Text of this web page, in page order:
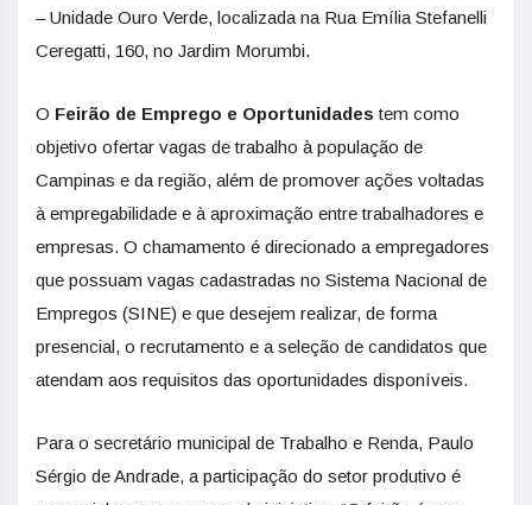
– Unidade Ouro Verde, localizada na Rua Emília Stefanelli
Ceregatti, 160, no Jardim Morumbi.
O Feirão de Emprego e Oportunidades tem como
objetivo ofertar vagas de trabalho à população de
Campinas e da região, além de promover ações voltadas
à empregabilidade e à aproximação entre trabalhadores e
empresas. O chamamento é direcionado a empregadores
que possuam vagas cadastradas no Sistema Nacional de
Empregos (SINE) e que desejem realizar, de forma
presencial, o recrutamento e a seleção de candidatos que
atendam aos requisitos das oportunidades disponíveis.
Para o secretário municipal de Trabalho e Renda, Paulo
Sérgio de Andrade, a participação do setor produtivo é